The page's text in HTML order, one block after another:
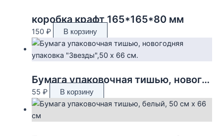
коробка крафт 165*165*80 мм
150 ₽ В корзину
Бумага упаковочная тишью, новогодняя упаковка «Звезды»,50 х 66 см.
55 ₽ В корзину